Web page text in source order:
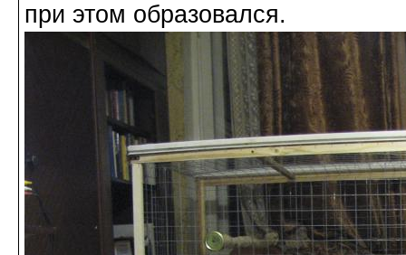
при этом образовался.